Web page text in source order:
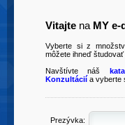
Vitajte na MY e-
Vyberte si z
môžete ihneď študovať
Navštívte náš
Konzultácií a vyberte
Prezývka: